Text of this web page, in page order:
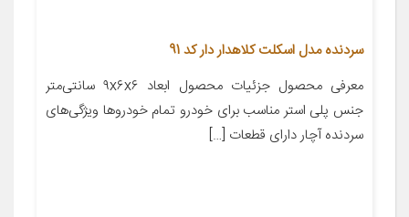
سردنده مدل اسکلت کلاهدار دار کد 91
معرفی محصول جزئیات محصول ابعاد ۹x۶x۶ سانتی‌متر
جنس پلی استر مناسب برای خودرو تمام خودروها ویژگی‌های
سردنده آچار دارای قطعات […]